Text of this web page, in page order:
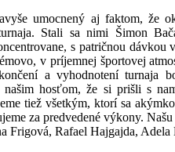
umocnený aj faktom, že
Stali sa nimi Šimon
s patričnou
v príjemnej športovej
a vyhodnotení turnaja
našim hosťom, že si prišli s
tiež všetkým, ktorí sa
za predvedené výkony.
Frigová, Rafael Hajgajda,